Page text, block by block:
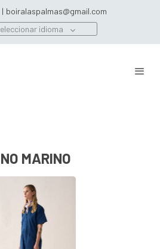
| boiralaspalmas@gmail.com
idioma
MARINO